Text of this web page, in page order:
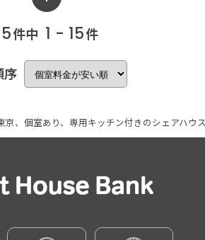
件中 1 - 15件
序
京、個室あり、専用キッチン付きのシェアハウ